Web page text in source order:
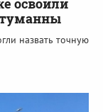
назвать точную